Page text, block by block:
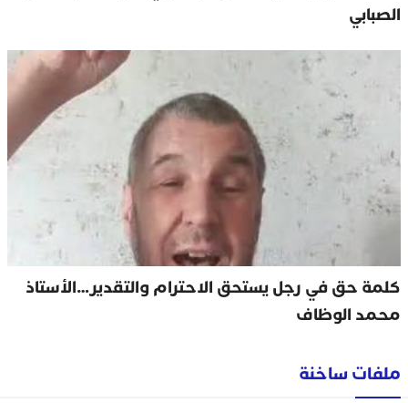
الصبابي
كلمة حق في رجل يستحق الاحترام والتقدير…الأستاذ
محمد الوظاف
ملفات ساخنة